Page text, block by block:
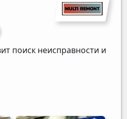
поиск неисправности и